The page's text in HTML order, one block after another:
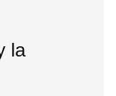
la